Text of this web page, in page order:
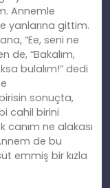
Annemle
yanlarına gittim.
“Ee, seni ne
de, “Bakalım,
bulalım!” dedi
sonuçta,
cahil birini
canım ne alakası
de bu
emmiş bir kızla